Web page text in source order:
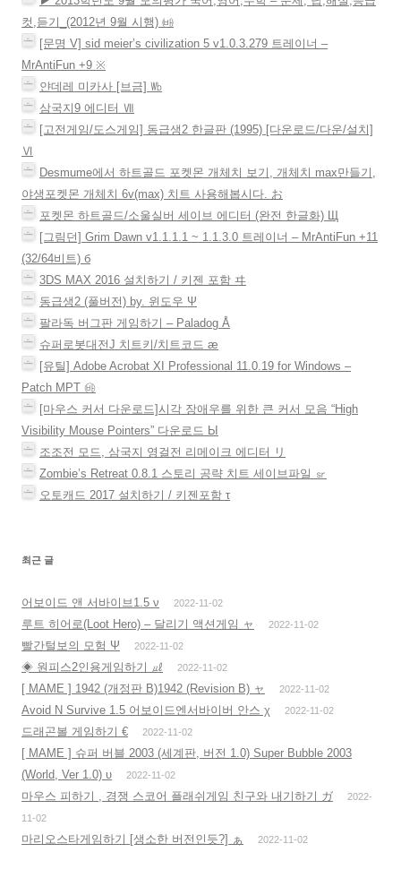
컷,듣기_(2012년 9월 시행) ㈓
[문명 V] sid meier’s civilization 5 v1.0.3.279 트레이너 –
MrAntiFun +9 ※
얀데레 미카사 [브금] ㏝
삼국지9 에디터 Ⅶ
[고전게임/도스게임] 동급생2 한글판 (1995) [다운로드/다운/설치]
Ⅵ
Desmume에서 하트골드 포켓몬 개체치 보기, 개체치 max만들기,
야생포켓몬 개체치 6v(max) 치트 사용해봅시다. お
포켓몬 하트골드/소울실버 세이브 에디터 (완전 한글화) Щ
[그림던] Grim Dawn v1.1.1.1 ~ 1.1.3.0 트레이너 – MrAntiFun +11
(32/64비트) б
3DS MAX 2016 설치하기 / 키젠 포함 ヰ
동급생2 (풀버전) by. 윈도우 Ψ
팔라독 버그판 게임하기 – Paladog Å
슈퍼로봇대전J 치트키/치트코드 æ
[유틸] Adobe Acrobat XI Professional 11.0.19 for Windows –
Patch MPT ㉳
[마우스 커서 다운로드]시각 장애우를 위한 큰 커서 모음 “High
Visibility Mouse Pointers” 다운로드 Ы
조조전 모드, 삼국지 영걸전 리메이크 에디터 リ
Zombie’s Retreat 0.8.1 스토리 공략 치트 세이브파일 ㏛
오토캐드 2017 설치하기 / 키젠포함 τ
최근 글
어보이드 앤 서바이브1.5 ν 2022-11-02
루트 히어로(Loot Hero) – 달리기 액션게임 ャ 2022-11-02
빨간털보의 모험 Ψ 2022-11-02
◈ 원피스2인용게임하기 ㎕ 2022-11-02
[ MAME ] 1942 (개정판 B)1942 (Revision B) ャ 2022-11-02
Avoid N Survive 1.5 어보이드엔서바이버 안스 χ 2022-11-02
드래곤볼 게임하기 € 2022-11-02
[ MAME ] 슈퍼 버블 2003 (세계판, 버전 1.0) Super Bubble 2003
(World, Ver 1.0) υ
2022-11-02
마우스 피하기 , 경쟁 스코어 플래쉬게임 친구와 내기하기 ガ
2022-
11-02
마리오스타게임하기 [생소한 버전인듯?] ぁ 2022-11-02